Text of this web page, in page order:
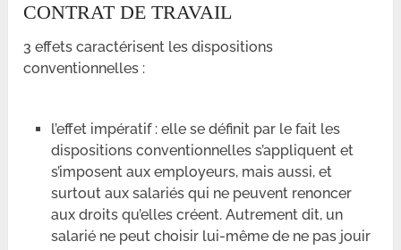
CONTRAT DE TRAVAIL
3 effets caractérisent les dispositions
conventionnelles :
l’effet impératif : elle se définit par le fait les
dispositions conventionnelles s’appliquent et
s’imposent aux employeurs, mais aussi, et
surtout aux salariés qui ne peuvent renoncer
aux droits qu’elles créent. Autrement dit, un
salarié ne peut choisir lui-même de ne pas jouir